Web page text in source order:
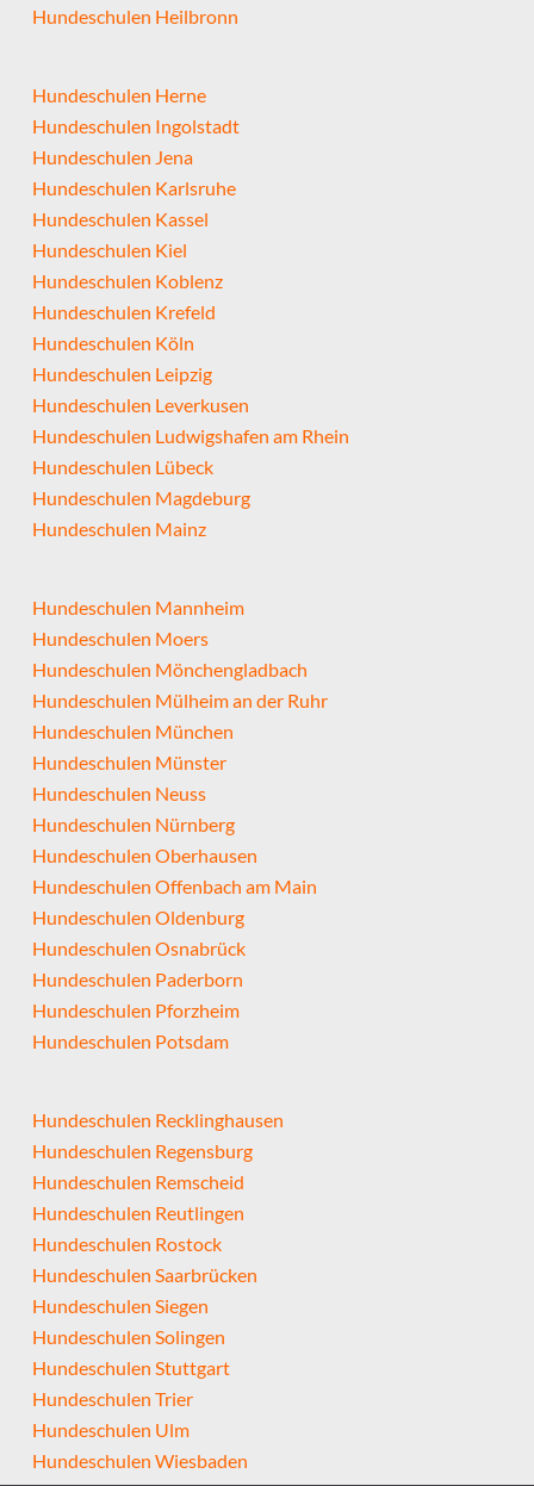
Hundeschulen Heilbronn
Hundeschulen Herne
Hundeschulen Ingolstadt
Hundeschulen Jena
Hundeschulen Karlsruhe
Hundeschulen Kassel
Hundeschulen Kiel
Hundeschulen Koblenz
Hundeschulen Krefeld
Hundeschulen Köln
Hundeschulen Leipzig
Hundeschulen Leverkusen
Hundeschulen Ludwigshafen am Rhein
Hundeschulen Lübeck
Hundeschulen Magdeburg
Hundeschulen Mainz
Hundeschulen Mannheim
Hundeschulen Moers
Hundeschulen Mönchengladbach
Hundeschulen Mülheim an der Ruhr
Hundeschulen München
Hundeschulen Münster
Hundeschulen Neuss
Hundeschulen Nürnberg
Hundeschulen Oberhausen
Hundeschulen Offenbach am Main
Hundeschulen Oldenburg
Hundeschulen Osnabrück
Hundeschulen Paderborn
Hundeschulen Pforzheim
Hundeschulen Potsdam
Hundeschulen Recklinghausen
Hundeschulen Regensburg
Hundeschulen Remscheid
Hundeschulen Reutlingen
Hundeschulen Rostock
Hundeschulen Saarbrücken
Hundeschulen Siegen
Hundeschulen Solingen
Hundeschulen Stuttgart
Hundeschulen Trier
Hundeschulen Ulm
Hundeschulen Wiesbaden